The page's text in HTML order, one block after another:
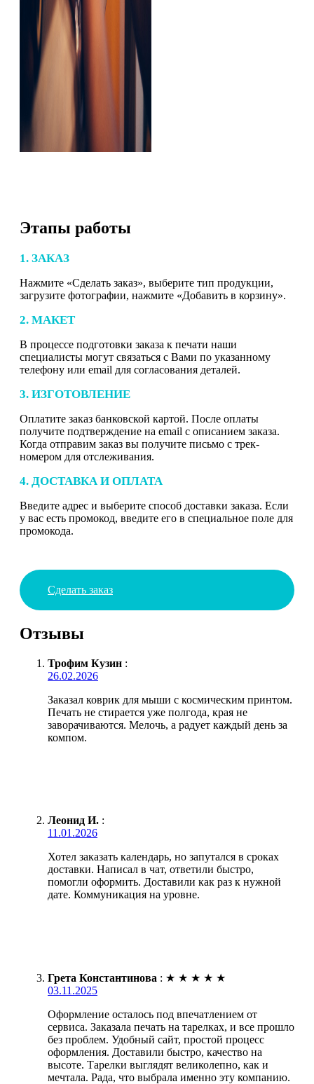
Этапы работы
1. ЗАКАЗ
Нажмите «Сделать заказ», выберите тип продукции,
загрузите фотографии, нажмите «Добавить в корзину».
2. МАКЕТ
В процессе подготовки заказа к печати наши
специалисты могут связаться с Вами по указанному
телефону или email для согласования деталей.
3. ИЗГОТОВЛЕНИЕ
Оплатите заказ банковской картой. После оплаты
получите подтверждение на email с описанием заказа.
Когда отправим заказ вы получите письмо с трек-
номером для отслеживания.
4. ДОСТАВКА И ОПЛАТА
Введите адрес и выберите способ доставки заказа. Если
у вас есть промокод, введите его в специальное поле для
промокода.
Сделать заказ
Отзывы
Трофим Кузин :
26.02.2026
Заказал коврик для мыши с космическим принтом.
Печать не стирается уже полгода, края не
заворачиваются. Мелочь, а радует каждый день за
компом.
Леонид И. :
11.01.2026
Хотел заказать календарь, но запутался в сроках
доставки. Написал в чат, ответили быстро,
помогли оформить. Доставили как раз к нужной
дате. Коммуникация на уровне.
Грета Константинова : ★ ★ ★ ★ ★
03.11.2025
Оформление осталось под впечатлением от
сервиса. Заказала печать на тарелках, и все прошло
без проблем. Удобный сайт, простой процесс
оформления. Доставили быстро, качество на
высоте. Тарелки выглядят великолепно, как и
мечтала. Рада, что выбрала именно эту компанию.